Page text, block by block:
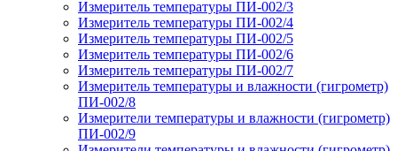
Измеритель температуры ПИ-002/3
Измеритель температуры ПИ-002/4
Измеритель температуры ПИ-002/5
Измеритель температуры ПИ-002/6
Измеритель температуры ПИ-002/7
Измеритель температуры и влажности (гигрометр)
ПИ-002/8
Измерители температуры и влажности (гигрометр)
ПИ-002/9